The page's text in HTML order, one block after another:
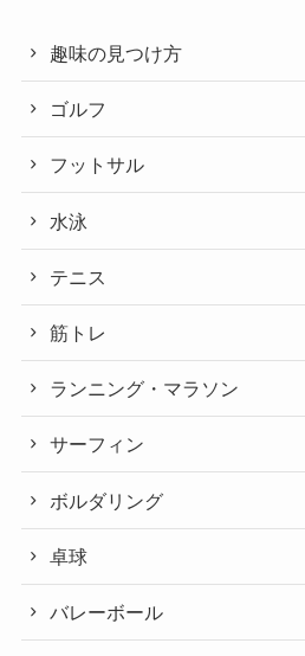
趣味の見つけ方
ゴルフ
フットサル
水泳
テニス
筋トレ
ランニング・マラソン
サーフィン
ボルダリング
卓球
バレーボール